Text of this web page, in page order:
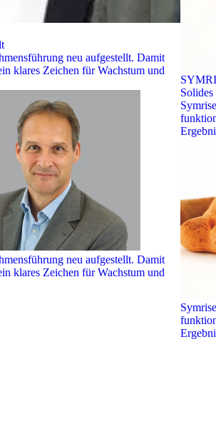
neu aufgestellt. Damit
klares Zeichen für Wachstum und
neu aufgestellt. Damit
klares Zeichen für Wachstum und